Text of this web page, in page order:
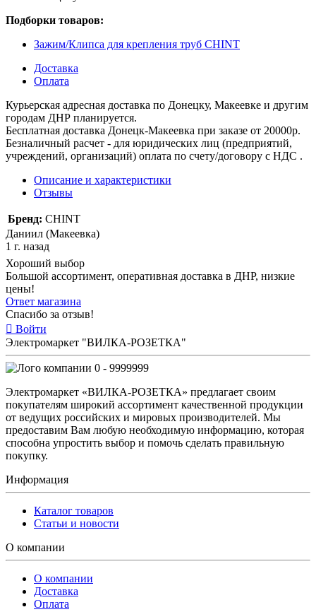
Подборки товаров:
Зажим/Клипса для крепления труб CHINT
Доставка
Оплата
Курьерская адресная доставка по Донецку, Макеевке и другим
городам ДНР планируется.
Бесплатная доставка Донецк-Макеевка при заказе от 20000р.
Безналичный расчет - для юридических лиц (предприятий,
учреждений, организаций) оплата по счету/договору с НДС .
Описание и характеристики
Отзывы
Бренд: CHINT
Даниил (Макеевка)
1 г. назад
Хороший выбор
Большой ассортимент, оперативная доставка в ДНР, низкие
цены!
Ответ магазина
Спасибо за отзыв!
Войти
Электромаркет "ВИЛКА-РОЗЕТКА"
0 - 9999999
Электромаркет «ВИЛКА-РОЗЕТКА» предлагает своим
покупателям широкий ассортимент качественной продукции
от ведущих российских и мировых производителей. Мы
предоставим Вам любую необходимую информацию, которая
способна упростить выбор и помочь сделать правильную
покупку.
Информация
Каталог товаров
Статьи и новости
О компании
О компании
Доставка
Оплата